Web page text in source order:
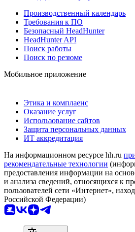
Производственный календарь
Требования к ПО
Безопасный HeadHunter
HeadHunter API
Поиск работы
Поиск по резюме
Мобильное приложение
Этика и комплаенс
Оказание услуг
Использование сайтов
Защита персональных данных
ИТ аккредитация
На информационном ресурсе hh.ru
рекомендательные технологии
предоставления информации на
и анализа сведений, относящихся к
пользователей сети «Интернет»,
Российской Федерации)